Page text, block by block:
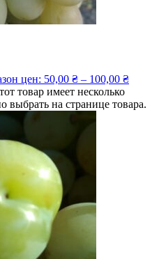
цен: 50,00 ₴ – 100,00 ₴
товар имеет несколько
на странице товара.